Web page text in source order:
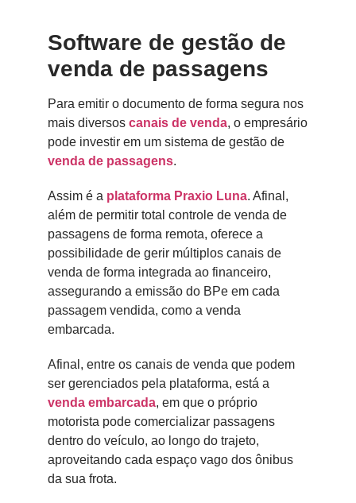
Software de gestão de
venda de passagens
Para emitir o documento de forma segura nos
mais diversos canais de venda, o empresário
pode investir em um sistema de gestão de
venda de passagens.
Assim é a plataforma Praxio Luna. Afinal,
além de permitir total controle de venda de
passagens de forma remota, oferece a
possibilidade de gerir múltiplos canais de
venda de forma integrada ao financeiro,
assegurando a emissão do BPe em cada
passagem vendida, como a venda
embarcada.
Afinal, entre os canais de venda que podem
ser gerenciados pela plataforma, está a
venda embarcada, em que o próprio
motorista pode comercializar passagens
dentro do veículo, ao longo do trajeto,
aproveitando cada espaço vago dos ônibus
da sua frota.